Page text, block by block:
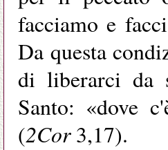
facciamo e
Da questa
di liberarci da
Santo: «dove
(2Cor3,17).